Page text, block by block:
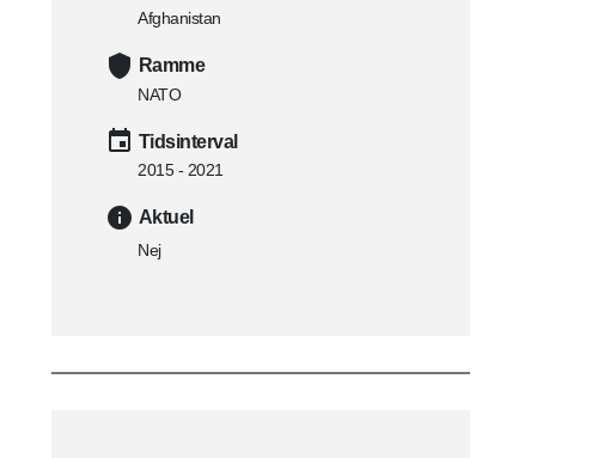
Afghanistan
Ramme
NATO
Tidsinterval
2015 - 2021
Aktuel
Nej